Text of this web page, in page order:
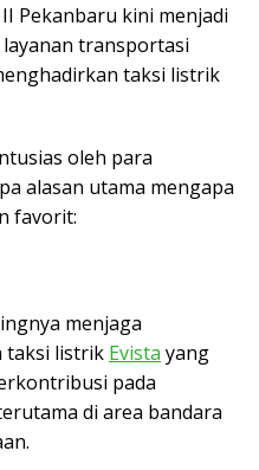
Pekanbaru kini menjadi
transportasi
taksi listrik
oleh para
alasan utama mengapa
favorit:
menjaga
taksi listrik Evista yang
pada
di area bandara